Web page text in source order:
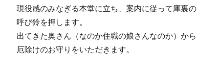
現役感のみなぎる本堂に立ち、案内に従って庫裏の
呼び鈴を押します。
出てきた奥さん（なのか住職の娘さんなのか）から
厄除けのお守りをいただきます。